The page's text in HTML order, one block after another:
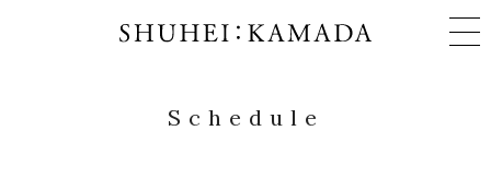
Schedule